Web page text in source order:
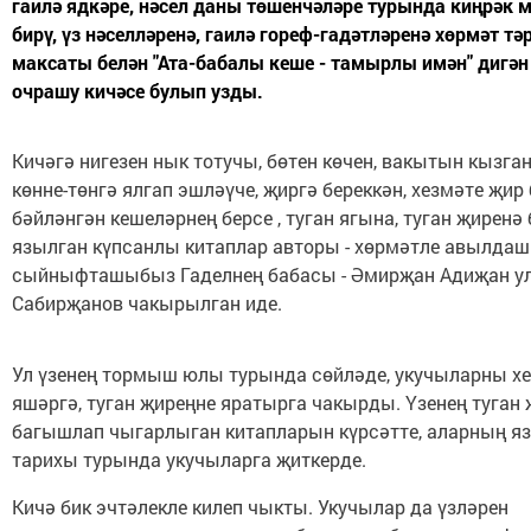
гаилә ядкәре, нәсел даны төшенчәләре турында киңрәк
бирү, үз нәселләренә, гаилә гореф-гадәтләренә хөрмәт
максаты белән "Ата-бабалы кеше - тамырлы имән" дигән
очрашу кичәсе булып узды.
Кичәгә нигезен нык тотучы, бөтен көчен, вакытын
көнне-төнгә ялгап эшләүче, җиргә береккән, хезмәте җир
бәйләнгән кешеләрнең берсе , туган ягына, туган
язылган күпсанлы китаплар авторы - хөрмәтле
сыйныфташыбыз Гаделнең бабасы - Әмирҗан Адиҗан
Сабирҗанов чакырылган иде.
Ул үзенең тормыш юлы турында сөйләде, укучыларны
яшәргә, туган җиреңне яратырга чакырды. Үзенең туган
багышлап чыгарлыган китапларын күрсәтте, аларның
тарихы турында укучыларга җиткерде.
Кичә бик эчтәлекле килеп чыкты. Укучылар да үзләрен